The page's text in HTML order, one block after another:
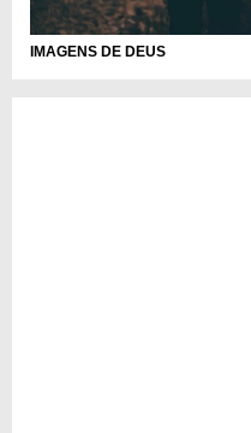
IMAGENS DE DEUS